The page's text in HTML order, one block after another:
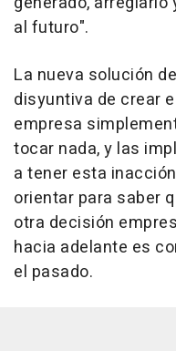
al futuro".
La nueva solución
disyuntiva de crear
empresa
tocar nada, y las
a tener esta
orientar para saber
otra decisión
hacia adelante es
el pasado.